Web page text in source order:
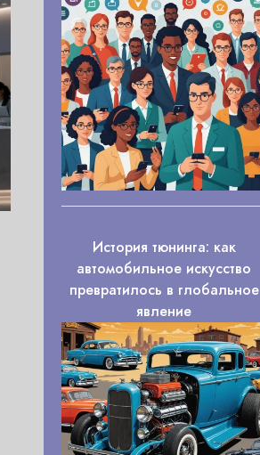
История тюнинга: как
автомобильное искусство
превратилось в глобальное
явление